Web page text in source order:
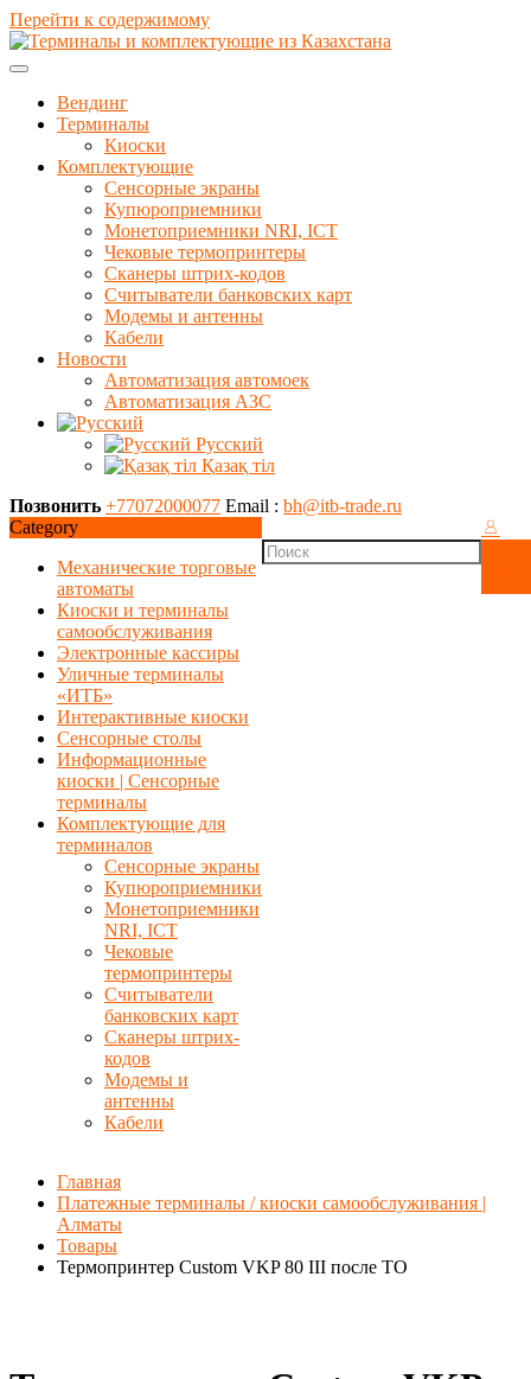
Перейти к содержимому
Вендинг
Терминалы
Киоски
Комплектующие
Сенсорные экраны
Купюроприемники
Монетоприемники NRI, ICT
Чековые термопринтеры
Сканеры штрих-кодов
Считыватели банковских карт
Модемы и антенны
Кабели
Новости
Автоматизация автомоек
Автоматизация АЗС
Русский
Қазақ тіл
Позвонить +77072000077 Email : bh@itb-trade.ru
Category
Механические торговые
автоматы
Киоски и терминалы
самообслуживания
Электронные кассиры
Уличные терминалы
«ИТБ»
Интерактивные киоски
Сенсорные столы
Информационные
киоски | Сенсорные
терминалы
Комплектующие для
терминалов
Сенсорные экраны
Купюроприемники
Монетоприемники
NRI, ICT
Чековые
термопринтеры
Считыватели
банковских карт
Сканеры штрих-
кодов
Модемы и
антенны
Кабели
Главная
Платежные терминалы / киоски самообслуживания |
Алматы
Товары
Термопринтер Custom VKP 80 III после ТО